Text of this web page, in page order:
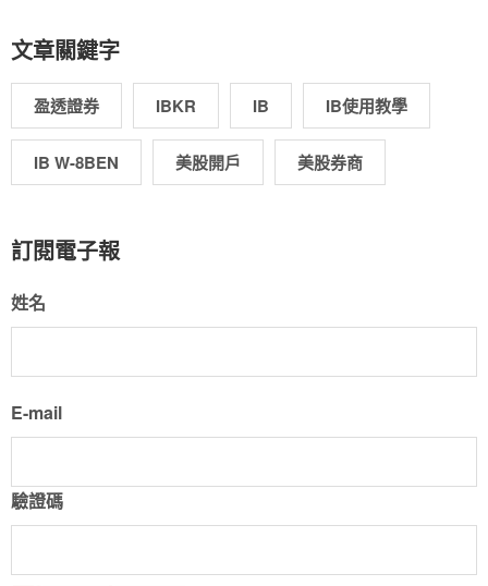
文章關鍵字
盈透證券 IBKR IB IB使用教學
IB W-8BEN 美股開戶 美股券商
訂閱電子報
姓名
E-mail
驗證碼